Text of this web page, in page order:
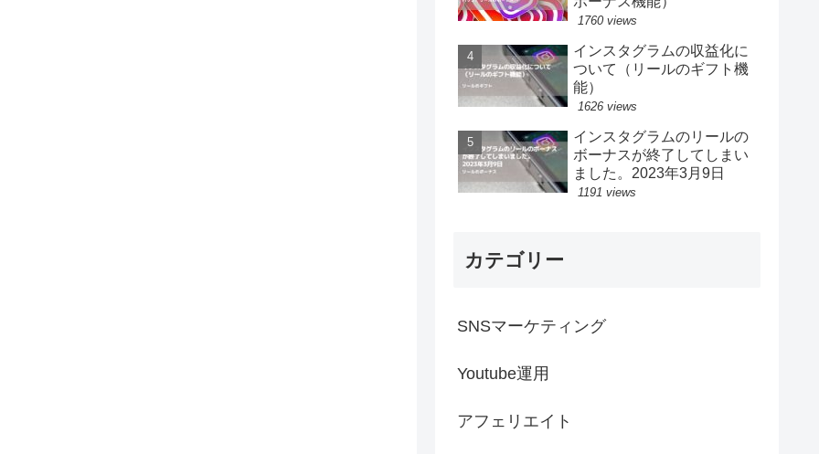
1760 views
インスタグラムの収益化に
ついて（リールのギフト機
能）
1626 views
インスタグラムのリールの
ボーナスが終了してしまい
ました。2023年3月9日
1191 views
カテゴリー
SNSマーケティング
Youtube運用
アフェリエイト